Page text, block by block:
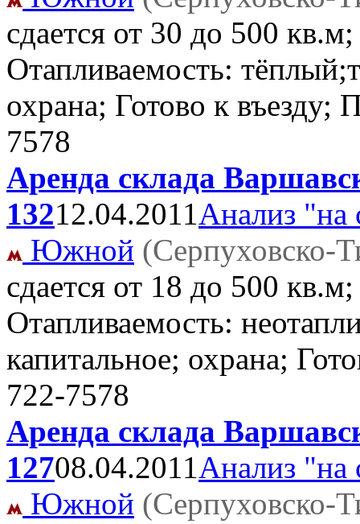
сдается от 30 до 500
Отапливаемость:
охрана; Готово к въезду;
7578
Аренда склада
13212.04.2011Анализ "на
Южной (Серпуховско-
сдается от 18 до 500
Отапливаемость:
капитальное; охрана;
722-7578
Аренда склада
12708.04.2011Анализ "на
Южной (Серпуховско-